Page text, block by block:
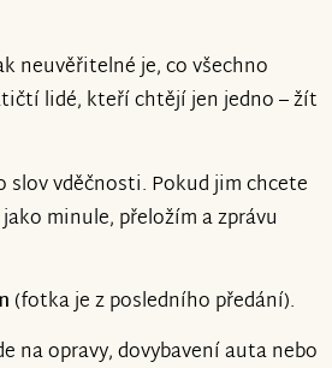
neuvěřitelné je, co všechno
lidé, kteří chtějí jen jedno – žít
slov vděčnosti. Pokud jim chcete
minule, přeložím a zprávu
(fotka je z posledního předání).
na opravy, dovybavení auta nebo